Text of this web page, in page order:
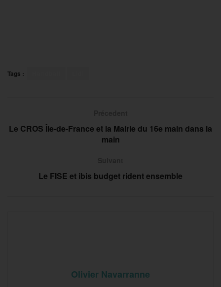
Tags :
Le CROS Île-de-France et la Mairie du 16e main dans la
main
Le FISE et ibis budget rident ensemble
Olivier Navarranne